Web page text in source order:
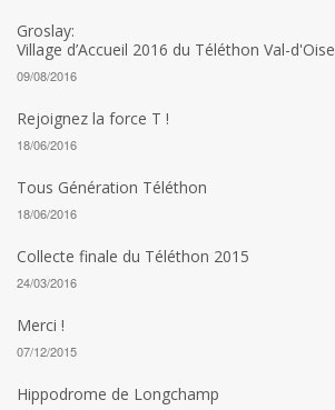
Groslay:
Village d’Accueil 2016 du Téléthon Val-d'Oise
09/08/2016
Rejoignez la force T !
18/06/2016
Tous Génération Téléthon
18/06/2016
Collecte finale du Téléthon 2015
24/03/2016
Merci !
07/12/2015
Hippodrome de Longchamp